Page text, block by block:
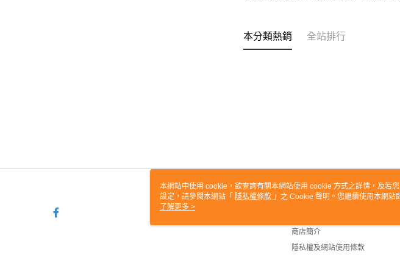
本分類熱銷 全站排行
關於我們
商店簡介
隱私權及網站使用條款
本網站中使用 cookie，欲查詢有關本網站使用 cookie 方式之詳情，及若
設定，請參閱本網站「 隱私權條款 」之 Cookie 聲明。您繼續使用本網
使用 cookie。
了解更多 >